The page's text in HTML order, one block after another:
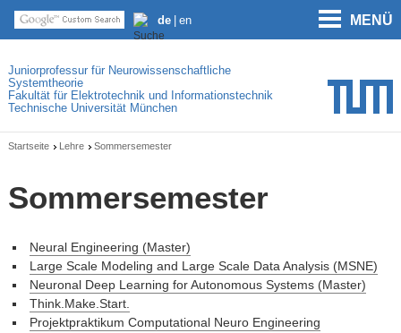
de en MENÜ
Juniorprofessur für Neurowissenschaftliche
Systemtheorie
Fakultät für Elektrotechnik und Informationstechnik
Technische Universität München
Startseite Lehre Sommersemester
Sommersemester
Neural Engineering (Master)
Large Scale Modeling and Large Scale Data Analysis (MSNE)
Neuronal Deep Learning for Autonomous Systems (Master)
Think.Make.Start.
Projektpraktikum Computational Neuro Engineering